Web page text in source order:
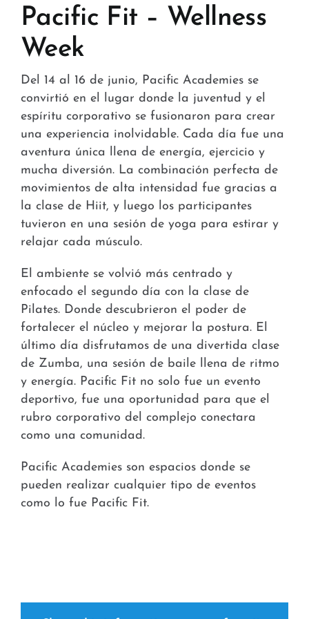
Stores and Convenience
Services and Amenities
News
Contact
FAQ
Pacific Fit – Wellness
Week
Del 14 al 16 de junio, Pacific Academies se
convirtió en el lugar donde la juventud y el
espíritu corporativo se fusionaron para crear
una experiencia inolvidable. Cada día fue una
aventura única llena de energía, ejercicio y
mucha diversión. La combinación perfecta de
movimientos de alta intensidad fue gracias a
la clase de Hiit, y luego los participantes
tuvieron en una sesión de yoga para estirar y
relajar cada músculo.
El ambiente se volvió más centrado y
enfocado el segundo día con la clase de
Pilates. Donde descubrieron el poder de
fortalecer el núcleo y mejorar la postura. El
último día disfrutamos de una divertida clase
de Zumba, una sesión de baile llena de ritmo
y energía. Pacific Fit no solo fue un evento
deportivo, fue una oportunidad para que el
rubro corporativo del complejo conectara
como una comunidad.
Pacific Academies son espacios donde se
pueden realizar cualquier tipo de eventos
como lo fue Pacific Fit.